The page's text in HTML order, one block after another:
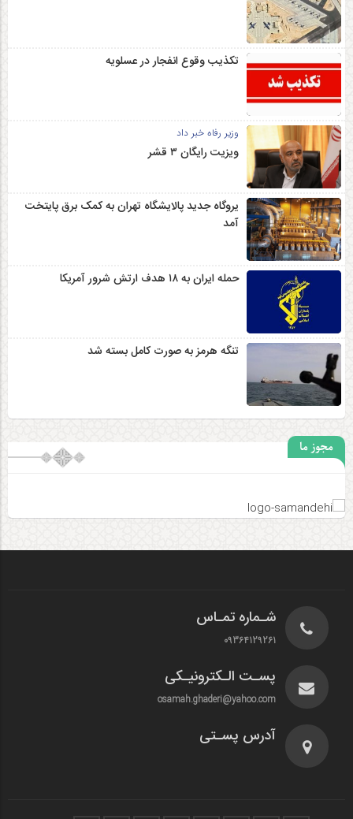
تکذیب وقوع انفجار در عسلویه
وزیر رفاه خبر داد
ویزیت رایگان ۳ قشر
یروگاه جدید پالایشگاه تهران به کمک برق پایتخت
آمد
حمله ایران به ۱۸ هدف ارتش شرور آمریکا
تنگه هرمز به صورت کامل بسته شد
مجوز ما
شـماره تمـاس
09364129261
پسـت الـکترونیـکی
osamah.ghaderi@yahoo.com
آدرس پسـتی